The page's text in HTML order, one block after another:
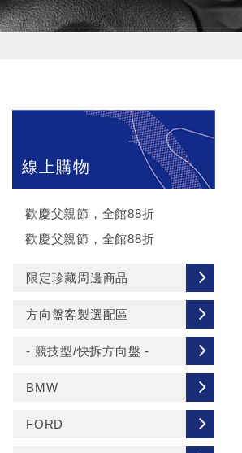
線上購物
歡慶父親節，全館88折
歡慶父親節，全館88折
限定珍藏周邊商品
方向盤客製選配區
- 競技型/快拆方向盤 -
BMW
FORD